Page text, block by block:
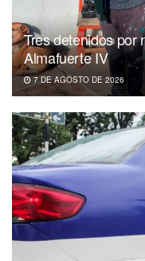
Tres detenidos por
Almafuerte IV
7 DE AGOSTO DE 2026